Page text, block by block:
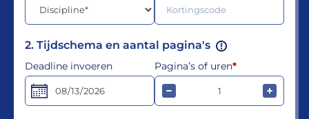
2. Tijdschema en aantal pagina's
Deadline invoeren Pagina’s of uren*